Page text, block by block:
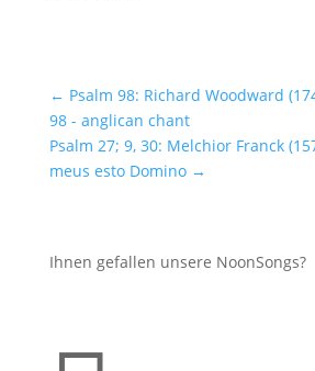
← Psalm 98: Richard Woodward
98 - anglican chant
Psalm 27; 9, 30: Melchior Franck
meus esto Domino→
Ihnen gefallen unsere NoonSongs?